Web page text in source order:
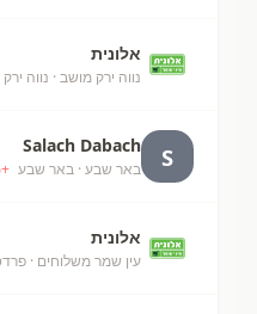
אלונית
נווה ירק מושב · נווה ירק
S
Salach Dabach
באר שבע · באר שבע +
אלונית
עין שמר משלוחים ·